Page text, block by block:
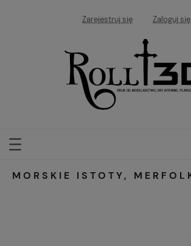
Zarejestruj się Zaloguj się
MORSKIE ISTOTY,